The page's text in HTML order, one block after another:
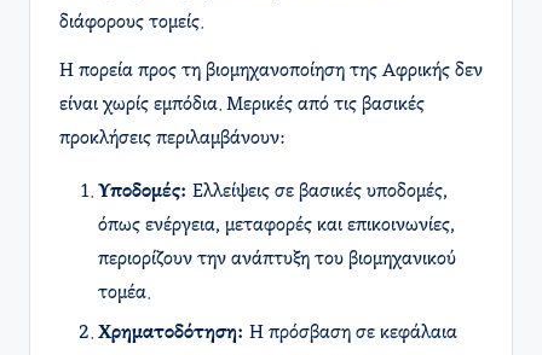
διάφορους τομείς.
Η πορεία προς τη βιομηχανοποίηση της Αφρικής δεν
είναι χωρίς εμπόδια. Μερικές από τις βασικές
προκλήσεις περιλαμβάνουν:
Υποδομές: Ελλείψεις σε βασικές υποδομές,
όπως ενέργεια, μεταφορές και επικοινωνίες,
περιορίζουν την ανάπτυξη του βιομηχανικού
τομέα.
Χρηματοδότηση: Η πρόσβαση σε κεφάλαια